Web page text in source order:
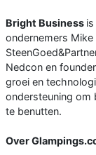
Bright Business
ondernemers Mike
Nedcon en
groei en
ondersteuning om
te benutten.
Over